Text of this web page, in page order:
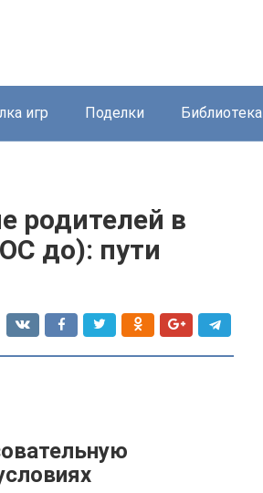
игр Поделки Библиотека
родителей в
до): пути